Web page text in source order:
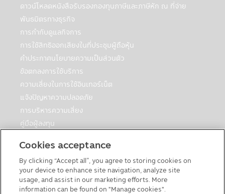
• กรณีจำเป็นต้องดำเนินการดังกล่าวเพื่อ
ปฏิบัติตามกฎหมาย กระบวนการทางกฎหมาย
หรือกฎข้อบังคับ เพื่อสนับสนุนการตรวจสอบ
การปฏิบัติตาม และหน้าที่การกำกับดูแลกิจการ
• หน่วยงานบังคับใช้กฎหมาย หน่วยงานที่
มีหน้าที่กำกับดูแล เจ้าหน้าที่ของรัฐ หรือบุคคล
ภายนอกอื่นๆ ที่มีความเกี่ยวข้องกับหมายเรียก
คำสั่งศาล หรือกระบวนการหรือข้อกำหนดทาง
กฎหมายอื่นๆ ภายใต้กฎหมายหรือกฎข้อบังคับ
หรือกฎหมายและกฎข้อบังคับของเขตอำนาจ
ศาลอื่นที่ใช้บังคับกับบริษัทจัดการหรือบริษัทใน
กลุ่มของบริษัทจัดการ ในกรณีที่บริษัทฯต้องทำ
เช่นนั้นเพื่อให้สอดคล้องกับกฎหมายดังกล่าว
หรือในกรณีที่บริษัทฯเชื่อโดยดุลยพินิจว่าการ
เปิดเผยข้อมูลส่วนบุคคลมีความจำเป็นหรือ
เหมาะสมเพื่อป้องกันอันตรายทางกายภาพหรือ
การสูญเสียทางการเงิน หรือเพื่อรายงานถึง
ดาวน์โหลดหนังสือรับรองกองทุนภาษีและภาษีหัก ณ ที่จ่าย
พันธมิตรทางธุรกิจ
การกำกับดูแลกิจการ
การใช้สิทธิออกเสียงในที่ประชุมผู้ถือหุ้น
คำประกาศนโยบายความเป็นส่วนตัว
ข้อตกลงการใช้บริการ
ความเสี่ยงในการใช้อินเทอร์เน็ต
แจ้งปัญหาความปลอดภัย
การบริหารความเสี่ยง
คู่มือผู้ลงทุน
คู่มือการลงทุนในกองทุนที่มีสิทธิประโยชน์ทางภาษี
แบบฟอร์มต่างๆ
นโยบายเกี่ยวกับคุกกี้
Cookies acceptance
By clicking “Accept all”, you agree to storing cookies on
your device to enhance site navigation, analyze site
usage, and assist in our marketing efforts. More
information can be found on "Manage cookies".